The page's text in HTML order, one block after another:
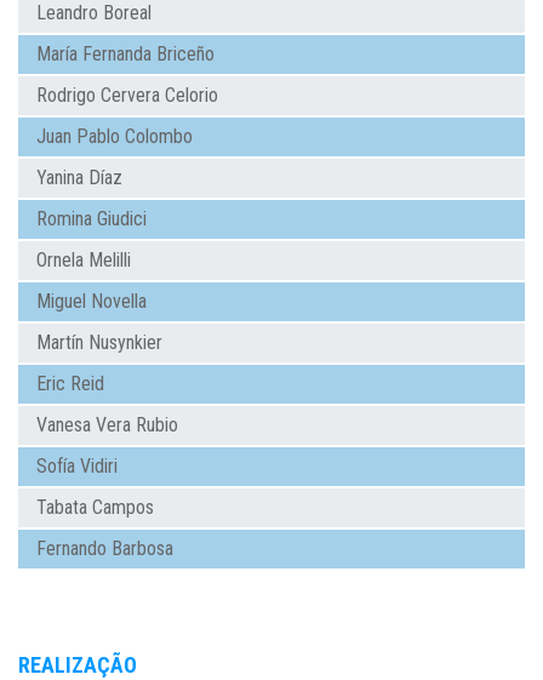
Leandro Boreal
María Fernanda Briceño
Rodrigo Cervera Celorio
Juan Pablo Colombo
Yanina Díaz
Romina Giudici
Ornela Melilli
Miguel Novella
Martín Nusynkier
Eric Reid
Vanesa Vera Rubio
Sofía Vidiri
Tabata Campos
Fernando Barbosa
REALIZAÇÃO